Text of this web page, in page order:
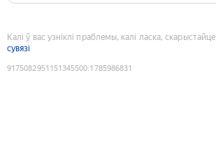
Калі ў вас узніклі праблемы, калі ласка, скарыстайце
сувязі
9175082951151345500:1785986831